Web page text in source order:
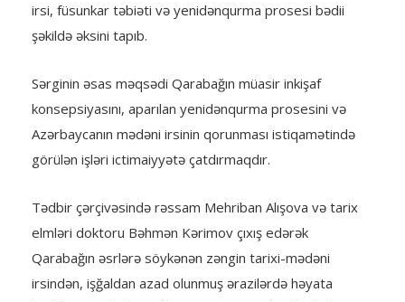
irsi, füsunkar təbiəti və yenidənqurma prosesi bədii
şəkildə əksini tapıb.
Sərginin əsas məqsədi Qarabağın müasir inkişaf
konsepsiyasını, aparılan yenidənqurma prosesini və
Azərbaycanın mədəni irsinin qorunması istiqamətində
görülən işləri ictimaiyyətə çatdırmaqdır.
Tədbir çərçivəsində rəssam Mehriban Alışova və tarix
elmləri doktoru Bəhmən Kərimov çıxış edərək
Qarabağın əsrlərə söykənən zəngin tarixi-mədəni
irsindən, işğaldan azad olunmuş ərazilərdə həyata